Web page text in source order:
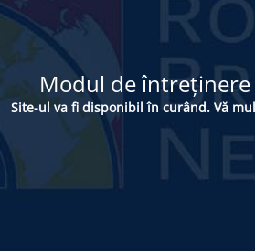
Modul de întreținere
Site-ul va fi disponibil în curând. Vă